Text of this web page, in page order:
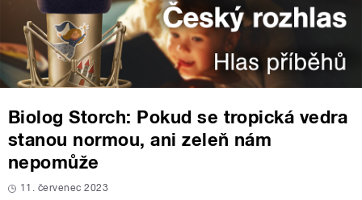
Biolog Storch: Pokud se tropická vedra
stanou normou, ani zeleň nám
nepomůže
11. červenec 2023